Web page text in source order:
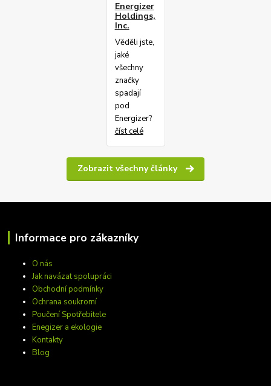
Energizer
Holdings,
Inc.
Věděli jste,
jaké
všechny
značky
spadají
pod
Energizer?
číst celé
Zobrazit všechny články
Informace pro zákazníky
O nás
Jak navázat spolupráci
Obchodní podmínky
Ochrana soukromí
Poučení Spotřebitele
Enegizer a ekologie
Kontakty
Blog